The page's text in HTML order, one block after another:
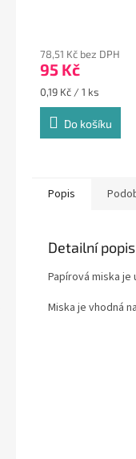
produktu
je
5,0
hvězdiček.
78,51 Kč bez DPH
95 Kč
Měrná
cena:
0,19 Kč / 1 ks
Do košíku
Popis
Detailní
Papírová miska
Miska je vhodná